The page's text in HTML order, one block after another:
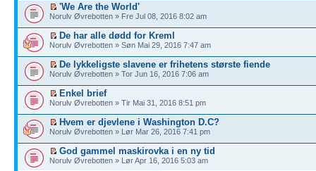
'We Are the World'
Norulv Øvrebotten » Fre Jul 08, 2016 8:02 am
De har alle dødd for Kreml
Norulv Øvrebotten » Søn Mai 29, 2016 7:47 am
De lykkeligste slavene er frihetens største fiende
Norulv Øvrebotten » Tor Jun 16, 2016 7:06 am
Enkel brief
Norulv Øvrebotten » Tir Mai 31, 2016 8:51 pm
Hvem er djevlene i Washington D.C?
Norulv Øvrebotten » Lør Mar 26, 2016 7:41 pm
God gammel maskirovka i en ny tid
Norulv Øvrebotten » Lør Apr 16, 2016 5:03 am